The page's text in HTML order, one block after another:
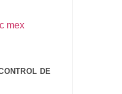
DE